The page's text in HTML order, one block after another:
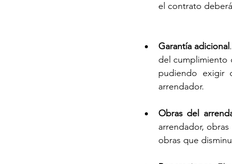
el contrato
Garantía adicional
del cumplimiento
pudiendo exigir
arrendador.
Obras del
arrendador,
obras que